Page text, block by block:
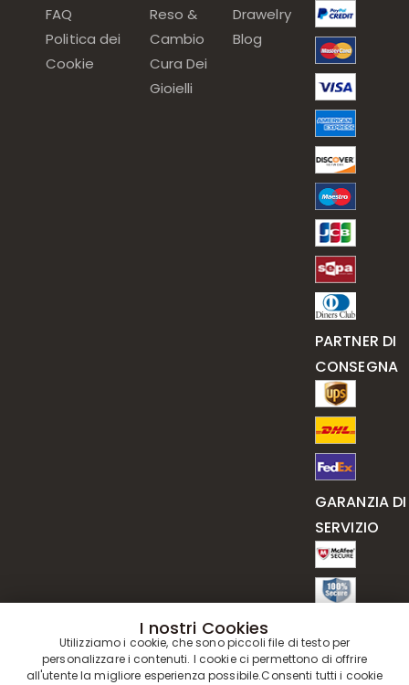
FAQ
Politica dei
Cookie
Reso &
Cambio
Cura Dei
Gioielli
Drawelry
Blog
PARTNER DI
CONSEGNA
GARANZIA DI
SERVIZIO
I nostri Cookies
Utilizziamo i cookie, che sono piccoli file di testo per
personalizzare i contenuti. I cookie ci permettono di offrire
all'utente la migliore esperienza possibile.Consenti tutti i cookie